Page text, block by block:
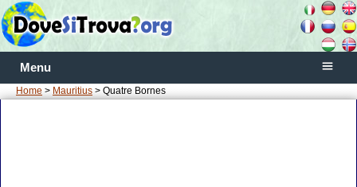
Menu
Home > Mauritius > Quatre Bornes